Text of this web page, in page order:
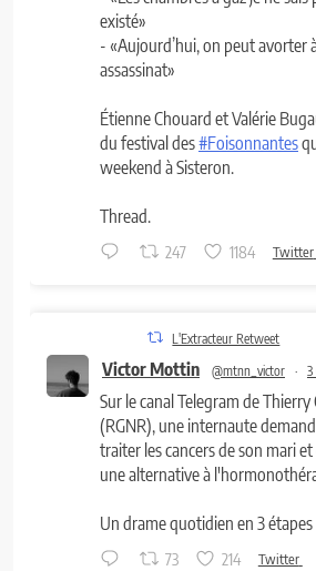
existé»
- «Aujourd’hui, on peut avorter
assassinat»
Étienne Chouard et Valérie
du festival des#Foisonnantes
weekend à Sisteron.
Thread.
247 1184 Twitter
L'Extracteur Retweet
Victor Mottin @mtnn_victor · 3
Sur le canal Telegram de Thierry
(RGNR), une internaute
traiter les cancers de son mari
une alternative à
Un drame quotidien en 3 étapes
73 214 Twitter